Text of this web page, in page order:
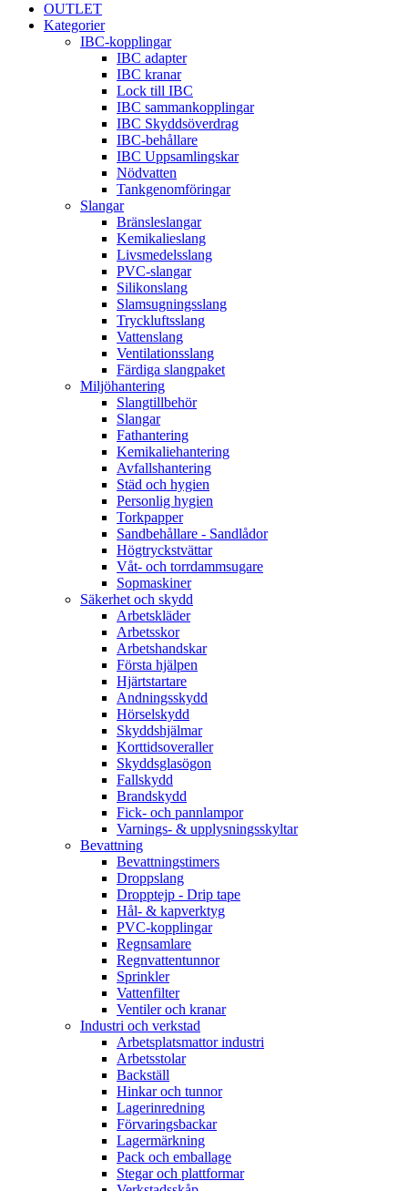
OUTLET
Kategorier
IBC-kopplingar
IBC adapter
IBC kranar
Lock till IBC
IBC sammankopplingar
IBC Skyddsöverdrag
IBC-behållare
IBC Uppsamlingskar
Nödvatten
Tankgenomföringar
Slangar
Bränsleslangar
Kemikalieslang
Livsmedelsslang
PVC-slangar
Silikonslang
Slamsugningsslang
Tryckluftsslang
Vattenslang
Ventilationsslang
Färdiga slangpaket
Miljöhantering
Slangtillbehör
Slangar
Fathantering
Kemikaliehantering
Avfallshantering
Städ och hygien
Personlig hygien
Torkpapper
Sandbehållare - Sandlådor
Högtryckstvättar
Våt- och torrdammsugare
Sopmaskiner
Säkerhet och skydd
Arbetskläder
Arbetsskor
Arbetshandskar
Första hjälpen
Hjärtstartare
Andningsskydd
Hörselskydd
Skyddshjälmar
Korttidsoveraller
Skyddsglasögon
Fallskydd
Brandskydd
Fick- och pannlampor
Varnings- & upplysningsskyltar
Bevattning
Bevattningstimers
Droppslang
Dropptejp - Drip tape
Hål- & kapverktyg
PVC-kopplingar
Regnsamlare
Regnvattentunnor
Sprinkler
Vattenfilter
Ventiler och kranar
Industri och verkstad
Arbetsplatsmattor industri
Arbetsstolar
Backställ
Hinkar och tunnor
Lagerinredning
Förvaringsbackar
Lagermärkning
Pack och emballage
Stegar och plattformar